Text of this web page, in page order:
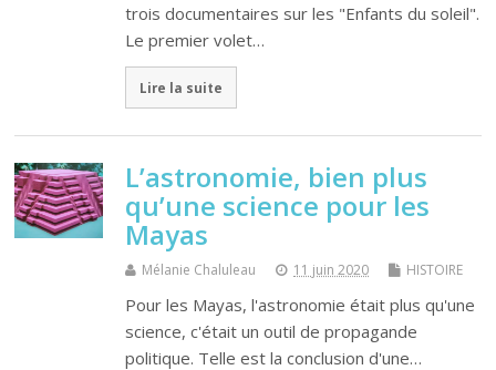
trois documentaires sur les "Enfants du soleil".
Le premier volet…
Lire la suite
L’astronomie, bien plus
qu’une science pour les
Mayas
Mélanie Chaluleau 11 juin 2020 HISTOIRE
Pour les Mayas, l'astronomie était plus qu'une
science, c'était un outil de propagande
politique. Telle est la conclusion d'une…